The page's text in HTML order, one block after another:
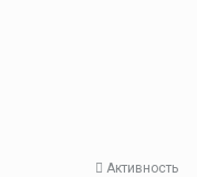
Активность